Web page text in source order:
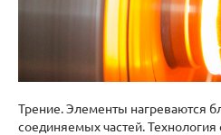
Трение. Элементы нагреваются
соединяемых частей. Технология